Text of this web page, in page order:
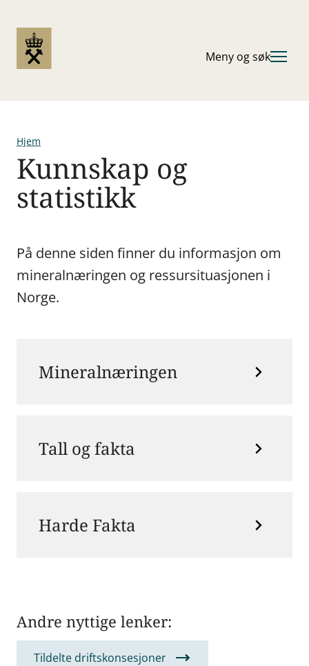
hovedinnhold
Meny og søk
Navigasjonssti
Hjem
Kunnskap og
statistikk
På denne siden finner du informasjon om
mineralnæringen og ressursituasjonen i
Norge.
Mineralnæringen
Tall og fakta
Harde Fakta
Andre nyttige lenker:
Tildelte driftskonsesjoner